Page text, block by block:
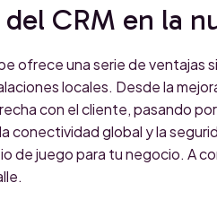
CRM en la
ofrece una serie de
locales. Desde la
con el cliente, pasando
conectividad global y la
de juego para tu negocio. A